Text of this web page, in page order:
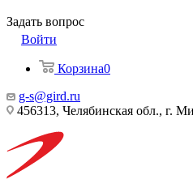
Задать вопрос
Войти
Корзина0
g-s@gird.ru
456313, Челябинская обл., г.